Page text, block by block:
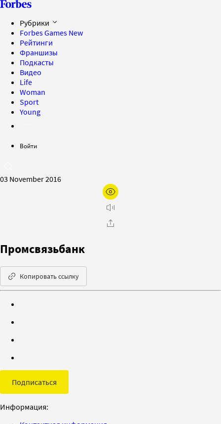
Рубрики
Forbes Games New
Рейтинги
Франшизы
Подкасты
Видео
Life
Woman
Sport
Young
Войти
03 November 2016
Промсвязьбанк
Копировать ссылку
Подписаться
Информация: